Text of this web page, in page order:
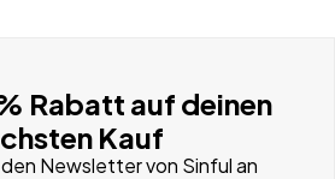
Rabatt auf deinen
Kauf
Newsletter von Sinful an